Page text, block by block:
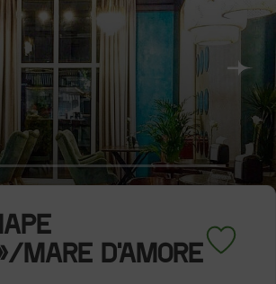
D'AMORE